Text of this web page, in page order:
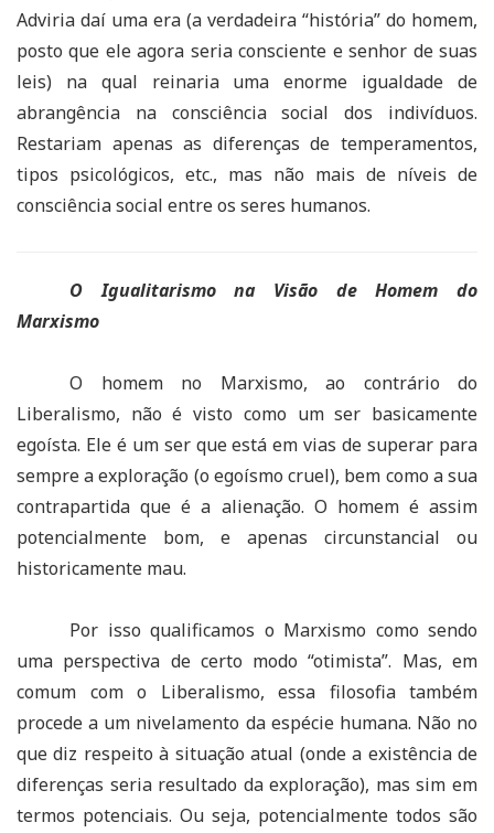
Adviria daí uma era (a verdadeira “história” do homem,
posto que ele agora seria consciente e senhor de suas
leis) na qual reinaria uma enorme igualdade de
abrangência na consciência social dos indivíduos.
Restariam apenas as diferenças de temperamentos,
tipos psicológicos, etc., mas não mais de níveis de
consciência social entre os seres humanos.
O Igualitarismo na Visão de Homem do
Marxismo
O homem no Marxismo, ao contrário do
Liberalismo, não é visto como um ser basicamente
egoísta. Ele é um ser que está em vias de superar para
sempre a exploração (o egoísmo cruel), bem como a sua
contrapartida que é a alienação. O homem é assim
potencialmente bom, e apenas circunstancial ou
historicamente mau.
Por isso qualificamos o Marxismo como sendo
uma perspectiva de certo modo “otimista”. Mas, em
comum com o Liberalismo, essa filosofia também
procede a um nivelamento da espécie humana. Não no
que diz respeito à situação atual (onde a existência de
diferenças seria resultado da exploração), mas sim em
termos potenciais. Ou seja, potencialmente todos são